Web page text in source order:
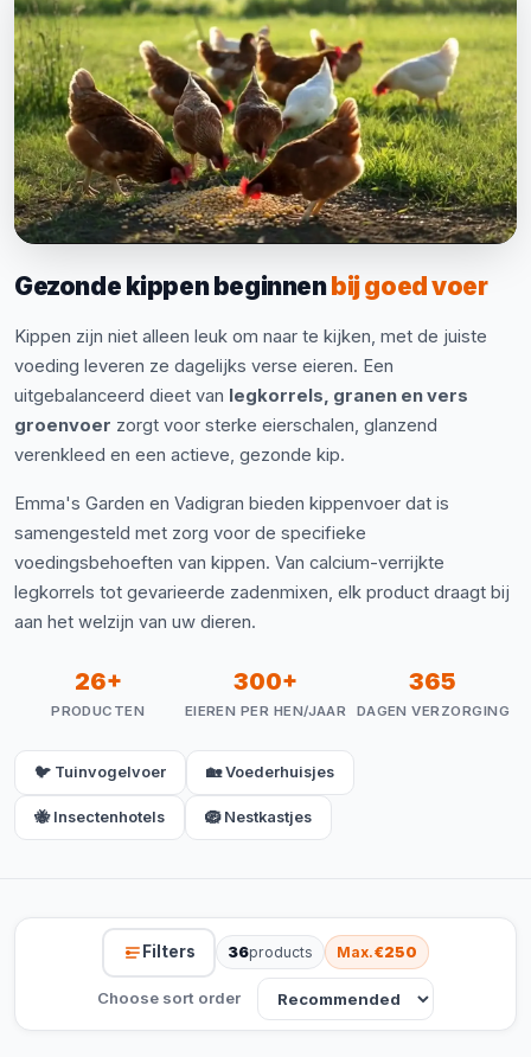
Gezonde kippen beginnenbij goed voer
Kippen zijn niet alleen leuk om naar te kijken, met de juiste
voeding leveren ze dagelijks verse eieren. Een
uitgebalanceerd dieet van legkorrels, granen en vers
groenvoer zorgt voor sterke eierschalen, glanzend
verenkleed en een actieve, gezonde kip.
Emma's Garden en Vadigran bieden kippenvoer dat is
samengesteld met zorg voor de specifieke
voedingsbehoeften van kippen. Van calcium-verrijkte
legkorrels tot gevarieerde zadenmixen, elk product draagt bij
aan het welzijn van uw dieren.
26+
PRODUCTEN
300+
EIEREN PER HEN/JAAR
365
DAGEN VERZORGING
🐦 Tuinvogelvoer 🏡 Voederhuisjes
🐝 Insectenhotels 🪺 Nestkastjes
Filters 36products Max.€250
Choose sort order